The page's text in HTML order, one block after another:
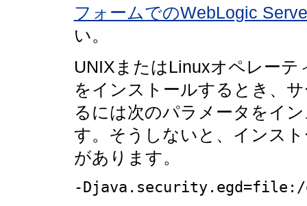
フォームでのWebLogic
い。
UNIXまたはLinuxオペレー
をインストールするとき、
るには次のパラメータをイ
す。そうしないと、インス
があります。
-Djava.security.egd=file:/